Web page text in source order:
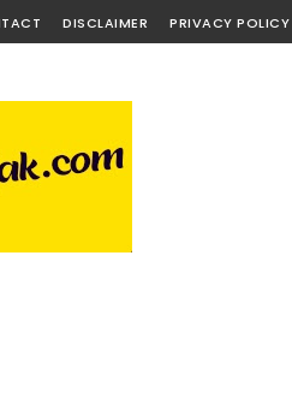
DISCLAIMER PRIVACY POLICY